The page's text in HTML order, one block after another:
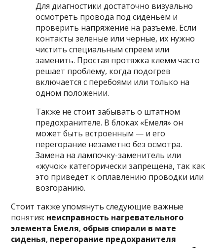
Для диагностики достаточно визуально
осмотреть провода под сиденьем и
проверить напряжение на разъеме. Если
контакты зеленые или черные, их нужно
чистить специальным спреем или
заменить. Простая протяжка клемм часто
решает проблему, когда подогрев
включается с перебоями или только на
одном положении.
Также не стоит забывать о штатном
предохранителе. В блоках «Емеля» он
может быть встроенным — и его
перегорание незаметно без осмотра.
Замена на лампочку-заменитель или
«жучок» категорически запрещена, так как
это приведет к оплавлению проводки или
возгоранию.
Стоит также упомянуть следующие важные
понятия: неисправность нагревательного
элемента Емеля, обрыв спирали в мате
сиденья, перегорание предохранителя